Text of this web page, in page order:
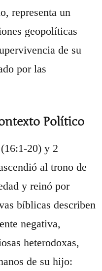
representa un
geopolíticas
de su
por las
Político
20) y 2
al trono de
y reinó por
bíblicas describen
negativa,
heterodoxas,
de su hijo: